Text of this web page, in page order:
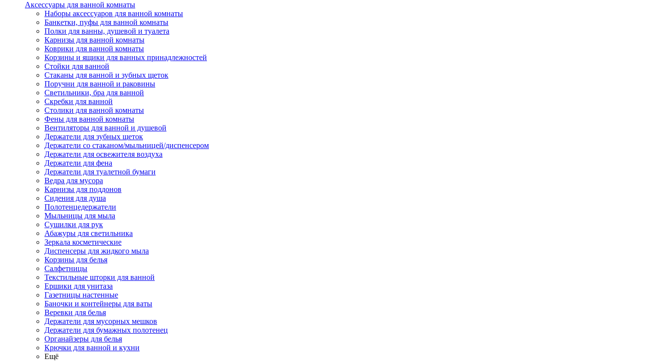
Аксессуары для ванной комнаты
Наборы аксессуаров для ванной комнаты
Банкетки, пуфы для ванной комнаты
Полки для ванны, душевой и туалета
Карнизы для ванной комнаты
Коврики для ванной комнаты
Корзины и ящики для ванных принадлежностей
Стойки для ванной
Стаканы для ванной и зубных щеток
Поручни для ванной и раковины
Светильники, бра для ванной
Скребки для ванной
Столики для ванной комнаты
Фены для ванной комнаты
Вентиляторы для ванной и душевой
Держатели для зубных щеток
Держатели со стаканом/мыльницей/диспенсером
Держатели для освежителя воздуха
Держатели для фена
Держатели для туалетной бумаги
Ведра для мусора
Карнизы для поддонов
Сидения для душа
Полотенцедержатели
Мыльницы для мыла
Сушилки для рук
Абажуры для светильника
Зеркала косметические
Диспенсеры для жидкого мыла
Корзины для белья
Салфетницы
Текстильные шторки для ванной
Ершики для унитаза
Газетницы настенные
Баночки и контейнеры для ваты
Веревки для белья
Держатели для мусорных мешков
Держатели для бумажных полотенец
Органайзеры для белья
Крючки для ванной и кухни
Ещё